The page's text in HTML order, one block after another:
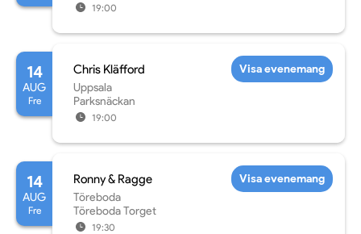
19:00
14
AUG
Fre
Chris Kläfford
Uppsala
Parksnäckan
19:00
Visa evenemang
14
AUG
Fre
Ronny & Ragge
Töreboda
Töreboda Torget
19:30
Visa evenemang